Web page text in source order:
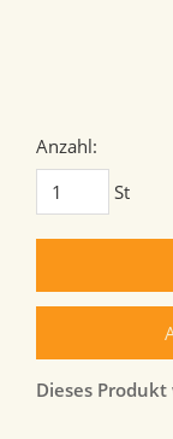
Anzahl:
St
Dieses